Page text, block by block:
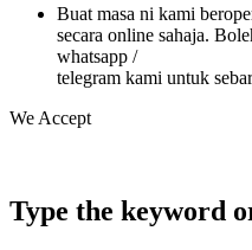
Buat masa ni kami
secara online sahaja.
whatsapp /
telegram kami untuk
We Accept
Type the keyword